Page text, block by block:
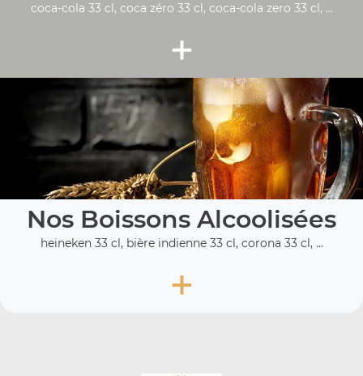
coca-cola 33 cl, coca zéro 33 cl, coca-cola zero 33 cl, ...
+
Nos Boissons Alcoolisées
heineken 33 cl, bière indienne 33 cl, corona 33 cl, ...
+